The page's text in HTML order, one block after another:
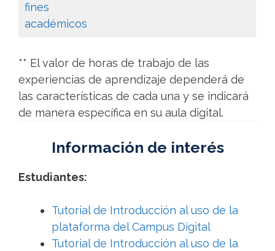
fines
académicos
** El valor de horas de trabajo de las
experiencias de aprendizaje dependerá de
las características de cada una y se indicará
de manera específica en su aula digital.
Información de interés
Estudiantes:
Tutorial de Introducción al uso de la
plataforma del Campus Digital
Tutorial de Introducción al uso de la